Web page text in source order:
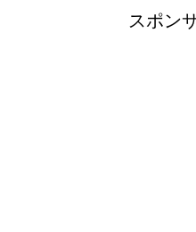
スポン